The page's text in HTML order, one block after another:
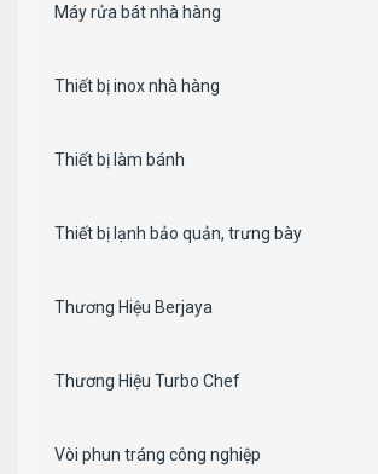
Máy rửa bát nhà hàng
Thiết bị inox nhà hàng
Thiết bị làm bánh
Thiết bị lạnh bảo quản, trưng bày
Thương Hiệu Berjaya
Thương Hiệu Turbo Chef
Vòi phun tráng công nghiệp